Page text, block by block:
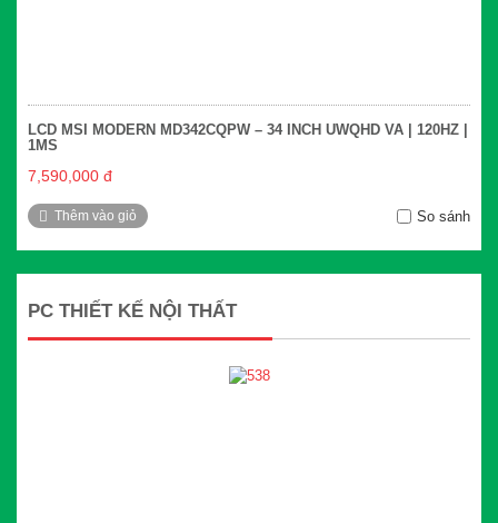
LCD MSI MODERN MD342CQPW – 34 INCH UWQHD VA | 120HZ |
1MS
7,590,000 đ
Thêm vào giỏ So sánh
PC THIẾT KẾ NỘI THẤT